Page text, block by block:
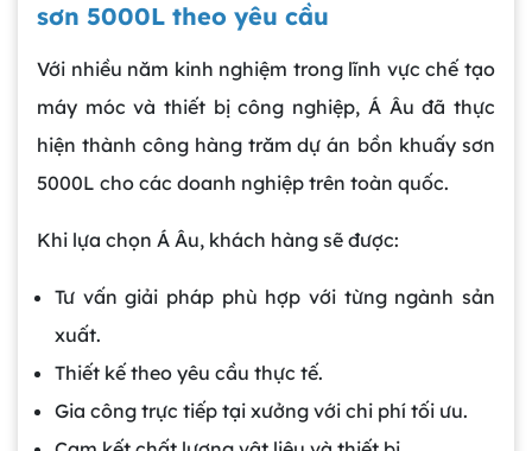
sơn 5000L theo yêu cầu
Với nhiều năm kinh nghiệm trong lĩnh vực chế tạo
máy móc và thiết bị công nghiệp, Á Âu đã thực
hiện thành công hàng trăm dự án bồn khuấy sơn
5000L cho các doanh nghiệp trên toàn quốc.
Khi lựa chọn Á Âu, khách hàng sẽ được:
Tư vấn giải pháp phù hợp với từng ngành sản
xuất.
Thiết kế theo yêu cầu thực tế.
Gia công trực tiếp tại xưởng với chi phí tối ưu.
Gia công bồn khuấy, silo chứa nguyên liệu
tại công ty Á Âu